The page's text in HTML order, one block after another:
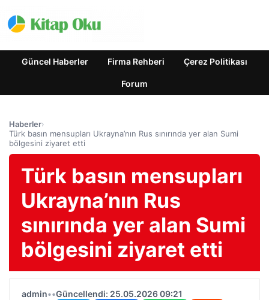
Güncel Haberler Firma Rehberi Çerez Politikası
Forum
Haberler›
Türk basın mensupları Ukrayna’nın Rus sınırında yer alan Sumi
bölgesini ziyaret etti
Türk basın mensupları
Ukrayna’nın Rus
sınırında yer alan Sumi
bölgesini ziyaret etti
admin••Güncellendi: 25.05.2026 09:21